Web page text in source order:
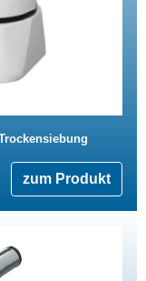
zum Produkt